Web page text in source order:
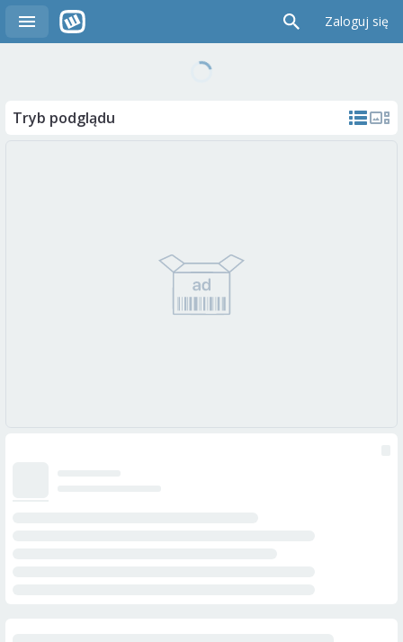
Zaloguj się
Tryb podglądu